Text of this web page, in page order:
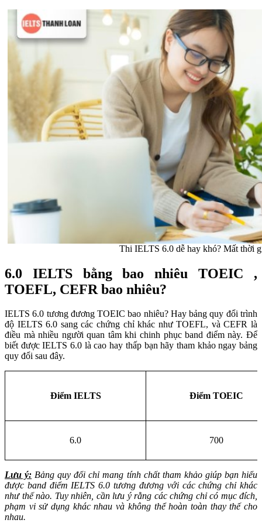
Thi IELTS 6.0 dễ hay khó? Mất thời
6.0 IELTS bằng bao nhiêu TOEIC ,
TOEFL, CEFR bao nhiêu?
IELTS 6.0 tương đương TOEIC bao nhiêu? Hay bảng quy đổi trình
độ IELTS 6.0 sang các chứng chỉ khác như TOEFL, và CEFR là
điều mà nhiều người quan tâm khi chinh phục band điểm này. Để
biết được IELTS 6.0 là cao hay thấp bạn hãy tham khảo ngay bảng
quy đổi sau đây.
Điểm IELTS Điểm TOEIC
6.0 700
Lưu ý: Bảng quy đổi chỉ mang tính chất tham khảo giúp bạn hiểu
được band điểm IELTS 6.0 tương đương với các chứng chỉ khác
như thế nào. Tuy nhiên, cần lưu ý rằng các chứng chỉ có mục đích,
phạm vi sử dụng khác nhau và không thể hoàn toàn thay thế cho
nhau.